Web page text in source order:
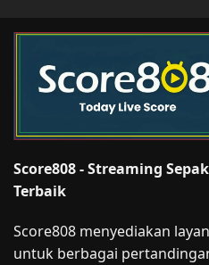
Score808 - Streaming
Terbaik
Score808 menyediakan
untuk berbagai